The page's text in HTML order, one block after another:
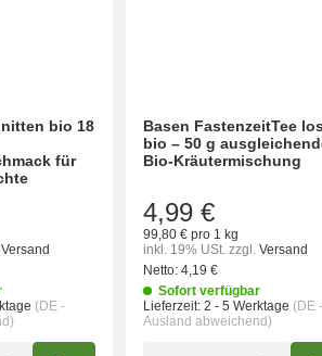
bio 18
für
Versand
(DE -
Basen FastenzeitTee
bio – 50 g
Bio-Kräutermischung
4,99 €
99,80 € pro 1 kg
inkl. 19% USt. zzgl. Versand
Netto: 4,19 €
Sofort verfügbar
Lieferzeit: 2 - 5 Werktage (DE -
Ausland abweichend)